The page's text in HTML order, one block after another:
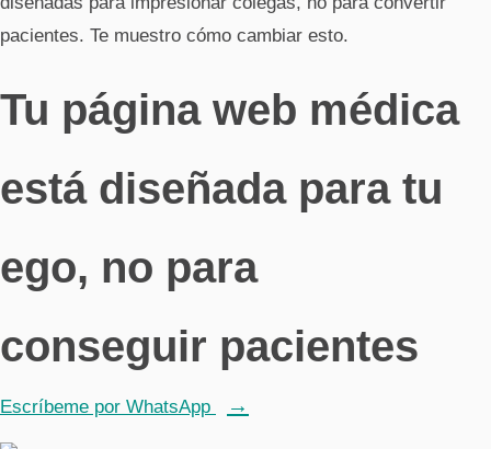
SEO para abogados
SEO para SaaS B2B
Páginas web
Para empresas
Restaurantes y tiendas
pacientes. Te muestro cómo cambiar esto.
Tu página web médica
está diseñada para tu
ego, no para
conseguir pacientes
Escríbeme por WhatsApp